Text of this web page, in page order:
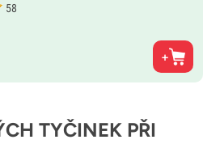
58
TYČINEK PŘI